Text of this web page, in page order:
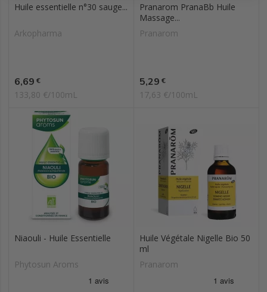
Huile essentielle n°30 sauge...
Arkopharma
Prix
6,69 €
133,80 €/100mL
Pranarom PranaBb Huile
Massage...
Pranarom
Prix
5,29 €
17,63 €/100mL
Niaouli - Huile Essentielle
Phytosun Aroms
Huile Végétale Nigelle Bio 50
ml
Pranarom